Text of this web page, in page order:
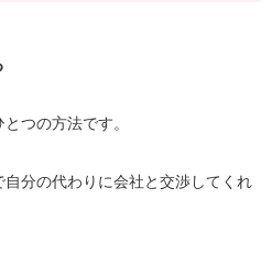
つの方法です。
分の代わりに会社と交渉してくれ